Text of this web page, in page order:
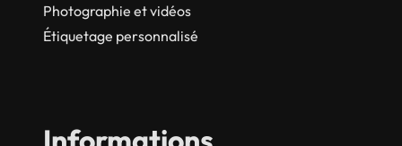
Photographie et vidéos
Étiquetage personnalisé